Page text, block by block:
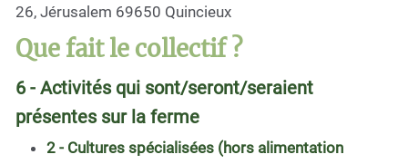
26, Jérusalem 69650 Quincieux
Que fait le collectif ?
6 - Activités qui sont/seront/seraient
présentes sur la ferme
2 - Cultures spécialisées (hors alimentation